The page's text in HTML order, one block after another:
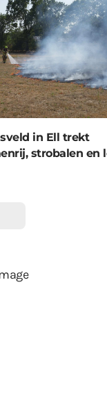
in Ell trekt
strobalen en